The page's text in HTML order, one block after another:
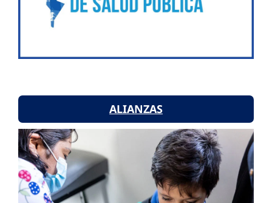
ALIANZAS